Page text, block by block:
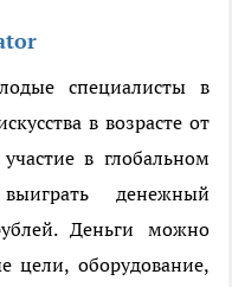
специалисты в
в возрасте от
в глобальном
денежный
Деньги можно
цели, оборудование,